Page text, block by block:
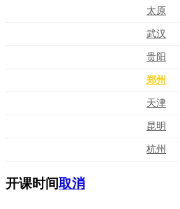
太原
武汉
贵阳
郑州
天津
昆明
杭州
开课时间取消